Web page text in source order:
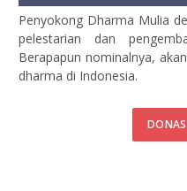
Penyokong Dharma Mulia
pelestarian dan
Berapapun nominalnya,
dharma di Indonesia.